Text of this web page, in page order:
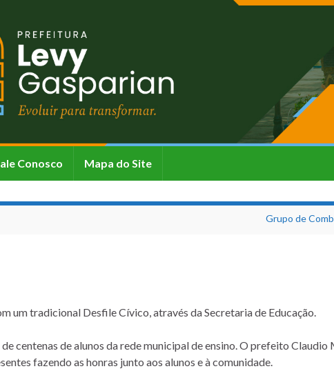
Conosco Mapa do Site
Grupo de
um tradicional Desfile Cívico, através da Secretaria de Educação.
centenas de alunos da rede municipal de ensino. O prefeito
fazendo as honras junto aos alunos e à comunidade.